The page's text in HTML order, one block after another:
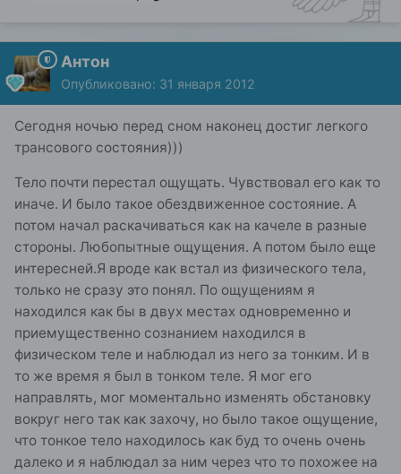
Антон
Опубликовано: 31 января 2012
Сегодня ночью перед сном наконец достиг легкого
трансового состояния)))
Тело почти перестал ощущать. Чувствовал его как то
иначе. И было такое обездвиженное состояние. А
потом начал раскачиваться как на качеле в разные
стороны. Любопытные ощущения. А потом было еще
интересней.Я вроде как встал из физического тела,
только не сразу это понял. По ощущениям я
находился как бы в двух местах одновременно и
приемущественно сознанием находился в
физическом теле и наблюдал из него за тонким. И в
то же время я был в тонком теле. Я мог его
направлять, мог моментально изменять обстановку
вокруг него так как захочу, но было такое ощущение,
что тонкое тело находилось как буд то очень очень
далеко и я наблюдал за ним через что то похожее на